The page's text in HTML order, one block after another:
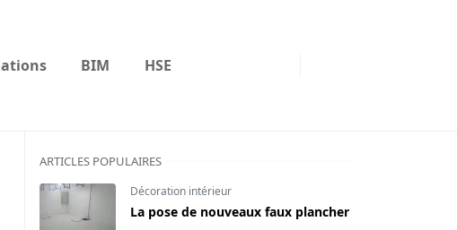
BIM HSE
ARTICLES POPULAIRES
Décoration intérieur
La pose de nouveaux faux plancher